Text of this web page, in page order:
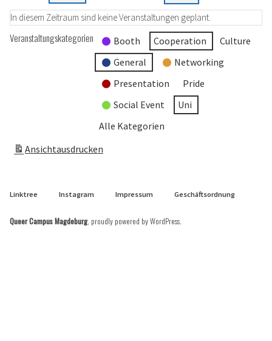
In diesem Zeitraum sind keine Veranstaltungen geplant.
Veranstaltungskategorien Booth Cooperation
Culture
General
Networking
Presentation
Pride
Social Event
Uni
Alle Kategorien
Ansichtausdrucken
Linktree Instagram Impressum Geschäftsordnung
Queer Campus Magdeburg, proudly powered by WordPress.